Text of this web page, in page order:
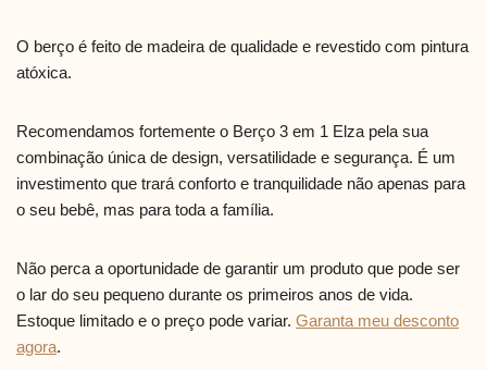
O berço é feito de madeira de qualidade e revestido com pintura
atóxica.
Recomendamos fortemente o Berço 3 em 1 Elza pela sua
combinação única de design, versatilidade e segurança. É um
investimento que trará conforto e tranquilidade não apenas para
o seu bebê, mas para toda a família.
Não perca a oportunidade de garantir um produto que pode ser
o lar do seu pequeno durante os primeiros anos de vida.
Estoque limitado e o preço pode variar. Garanta meu desconto
agora.